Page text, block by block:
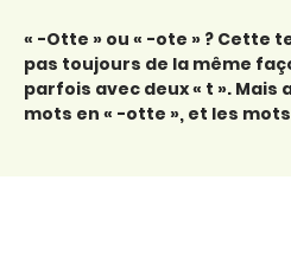
« -Otte » ou « -ote » ? Cette
pas toujours de la même
parfois avec deux « t ». Mais
mots en « -otte », et les mots